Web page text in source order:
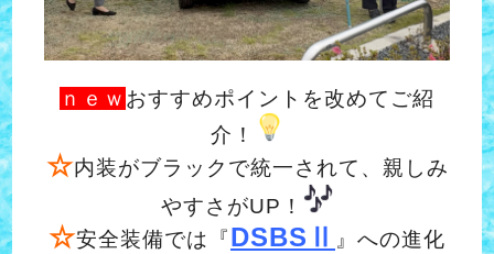
ｎｅｗ おすすめポイントを改めてご紹
介！
☆内装がブラックで統一されて、親しみ
やすさがUP！
☆安全装備では『DSBSⅡ
』への進化